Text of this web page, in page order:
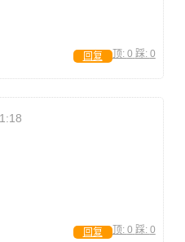
顶: 0 踩: 0
回复
顶: 0 踩: 0
回复